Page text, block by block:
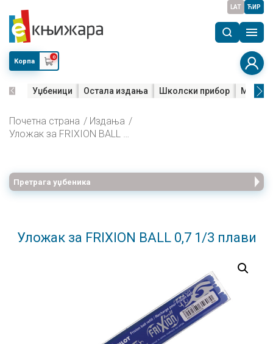
LAT ЋИР
Корпа
0
Уџбеници Остала издања Школски прибор Мала
Почетна страна
Издања
Уложак за FRIXION BALL 0,7 1/3 плави
Претрага уџбеника
Уложак за FRIXION BALL 0,7 1/3 плави